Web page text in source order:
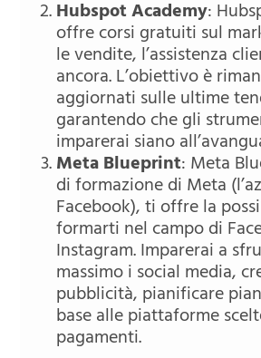
Hubspot Academy:
offre corsi gratuiti sul
le vendite, l’assistenza
ancora. L’obiettivo è
aggiornati sulle ultime
garantendo che gli
imparerai siano
Meta Blueprint: Meta
di formazione di Meta
Facebook), ti offre la
formarti nel campo di
Instagram. Imparerai a
massimo i social media,
pubblicità, pianificare
base alle piattaforme
pagamenti.